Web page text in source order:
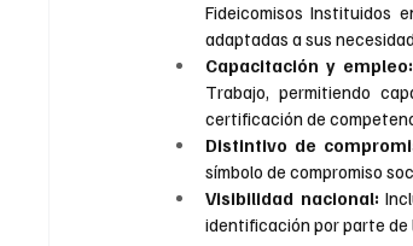
Fideicomisos Instituidos
adaptadas a sus
Capacitación y empleo:
Trabajo, permitiendo
certificación de
Distintivo de
símbolo de compromiso
Visibilidad nacional:
identificación por parte de